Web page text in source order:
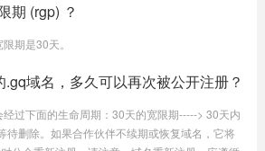
期 (rgp) ？
期是30天。
域名，多久可以再次被公开注册？
经过下面的生命周期：30天的宽限期-----> 30天内
待删除。如果合作伙伴不续期或恢复域名，它将